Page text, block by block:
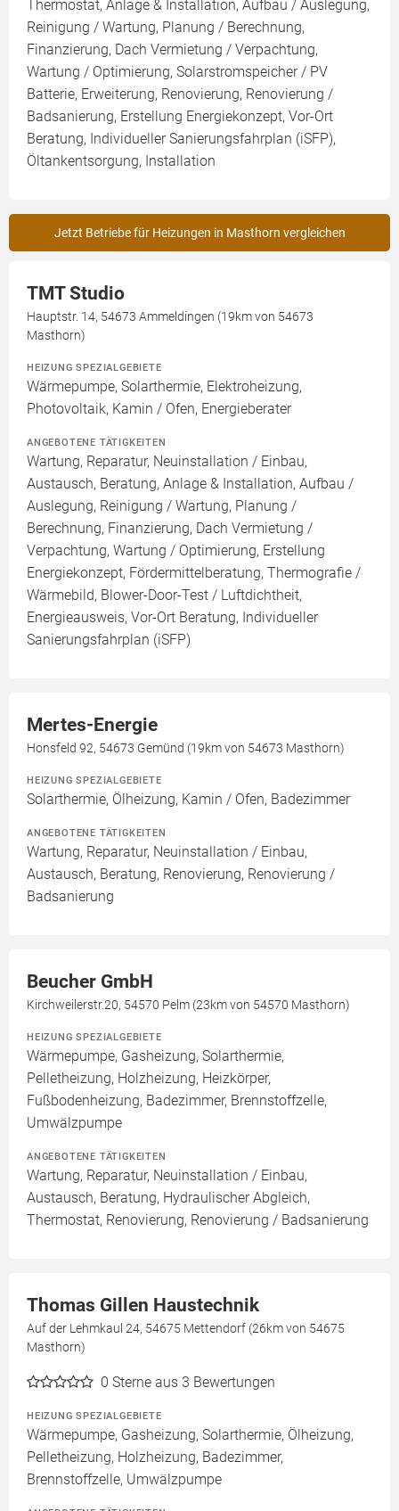
Thermostat, Anlage & Installation, Aufbau / Auslegung,
Reinigung / Wartung, Planung / Berechnung,
Finanzierung, Dach Vermietung / Verpachtung,
Wartung / Optimierung, Solarstromspeicher / PV
Batterie, Erweiterung, Renovierung, Renovierung /
Badsanierung, Erstellung Energiekonzept, Vor-Ort
Beratung, Individueller Sanierungsfahrplan (iSFP),
Öltankentsorgung, Installation
Jetzt Betriebe für Heizungen in Masthorn vergleichen
TMT Studio
Hauptstr. 14, 54673 Ammeldingen (19km von 54673
Masthorn)
HEIZUNG SPEZIALGEBIETE
Wärmepumpe, Solarthermie, Elektroheizung,
Photovoltaik, Kamin / Ofen, Energieberater
ANGEBOTENE TÄTIGKEITEN
Wartung, Reparatur, Neuinstallation / Einbau,
Austausch, Beratung, Anlage & Installation, Aufbau /
Auslegung, Reinigung / Wartung, Planung /
Berechnung, Finanzierung, Dach Vermietung /
Verpachtung, Wartung / Optimierung, Erstellung
Energiekonzept, Fördermittelberatung, Thermografie /
Wärmebild, Blower-Door-Test / Luftdichtheit,
Energieausweis, Vor-Ort Beratung, Individueller
Sanierungsfahrplan (iSFP)
Mertes-Energie
Honsfeld 92, 54673 Gemünd (19km von 54673 Masthorn)
HEIZUNG SPEZIALGEBIETE
Solarthermie, Ölheizung, Kamin / Ofen, Badezimmer
ANGEBOTENE TÄTIGKEITEN
Wartung, Reparatur, Neuinstallation / Einbau,
Austausch, Beratung, Renovierung, Renovierung /
Badsanierung
Beucher GmbH
Kirchweilerstr.20, 54570 Pelm (23km von 54570 Masthorn)
HEIZUNG SPEZIALGEBIETE
Wärmepumpe, Gasheizung, Solarthermie,
Pelletheizung, Holzheizung, Heizkörper,
Fußbodenheizung, Badezimmer, Brennstoffzelle,
Umwälzpumpe
ANGEBOTENE TÄTIGKEITEN
Wartung, Reparatur, Neuinstallation / Einbau,
Austausch, Beratung, Hydraulischer Abgleich,
Thermostat, Renovierung, Renovierung / Badsanierung
Thomas Gillen Haustechnik
Auf der Lehmkaul 24, 54675 Mettendorf (26km von 54675
Masthorn)
0 Sterne aus 3 Bewertungen
HEIZUNG SPEZIALGEBIETE
Wärmepumpe, Gasheizung, Solarthermie, Ölheizung,
Pelletheizung, Holzheizung, Badezimmer,
Brennstoffzelle, Umwälzpumpe